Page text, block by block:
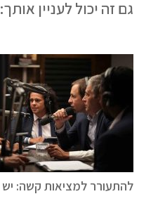
גם זה יכול לעניין אותך:
להתעורר למציאות קשה: